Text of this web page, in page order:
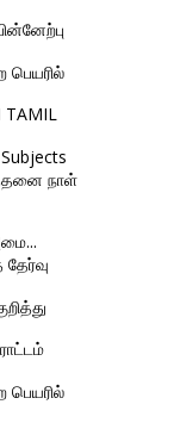
பெயரில்
TAMIL
நாள்
பெயரில்